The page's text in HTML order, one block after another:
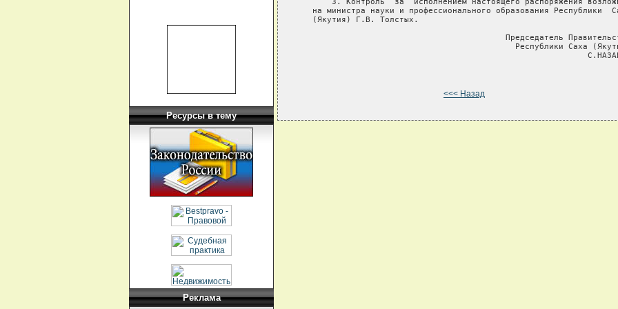
Ресурсы в тему
Реклама
на министра науки и профессионального образования Республики
   (Якутия) Г.В. Толстых.
Председатель
Республики Саха
<<< Назад